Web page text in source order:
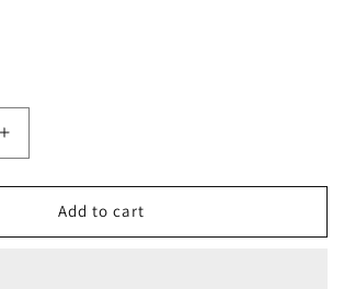
Increase
quantity
for
Килдинский
Саамский
Add to cart